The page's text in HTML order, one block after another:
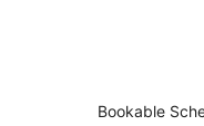
Bookable